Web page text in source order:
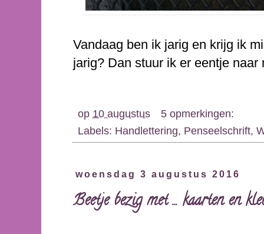
Vandaag ben ik jarig en krijg ik
jarig? Dan stuur ik er eentje naar
op 10 augustus
5 opmerkingen:
Labels: Handlettering, Penseelschrift,
woensdag 3 augustus 2016
Beetje bezig met ... kaarten en